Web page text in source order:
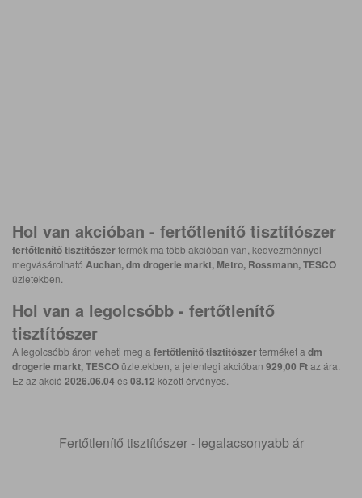
Hol van akcióban - fertőtlenítő tisztítószer
fertőtlenítő tisztítószertermék ma több akcióban van, kedvezménnyel
megvásárolható Auchan, dm drogerie markt, Metro, Rossmann, TESCO
üzletekben.
Hol van a legolcsóbb - fertőtlenítő
tisztítószer
A legolcsóbb áron veheti meg a fertőtlenítő tisztítószerterméket a dm
drogerie markt, TESCO üzletekben, a jelenlegi akcióban 929,00 Ftaz ára.
Ez az akció 2026.06.04 és08.12 között érvényes.
Fertőtlenítő tisztítószer - legalacsonyabb ár